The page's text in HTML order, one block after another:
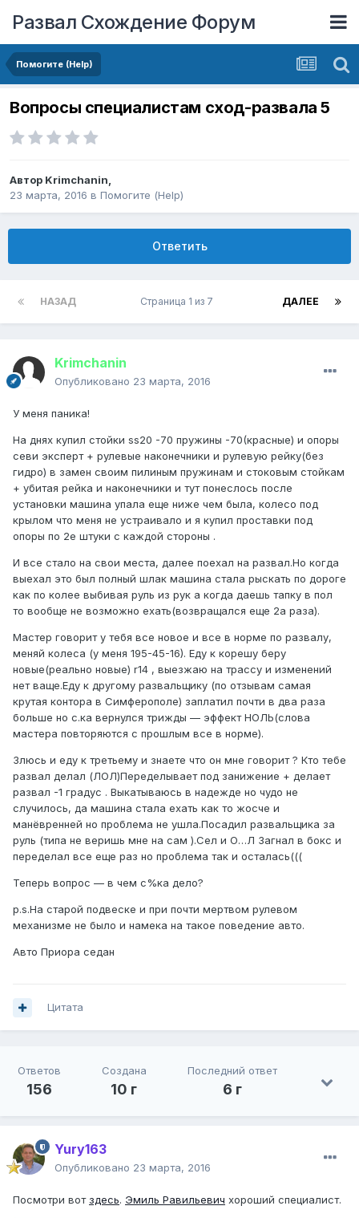
Развал Схождение Форум
Помогите (Help)
Вопросы специалистам сход-развала 5
Автор Krimchanin,
23 марта, 2016 в Помогите (Help)
Ответить
НАЗАД ДАЛЕЕ
Страница 1 из 7
Krimchanin
Опубликовано 23 марта, 2016
У меня паника!
На днях купил стойки ss20 -70 пружины -70(красные) и опоры
севи эксперт + рулевые наконечники и рулевую рейку(без
гидро) в замен своим пилиным пружинам и стоковым стойкам
+ убитая рейка и наконечники и тут понеслось после
установки машина упала еще ниже чем была, колесо под
крылом что меня не устраивало и я купил проставки под
опоры по 2е штуки с каждой стороны .
И все стало на свои места, далее поехал на развал.Но когда
выехал это был полный шлак машина стала рыскать по дороге
как по колее выбивая руль из рук а когда даешь тапку в пол
то вообще не возможно ехать(возвращался еще 2а раза).
Мастер говорит у тебя все новое и все в норме по развалу,
меняй колеса (у меня 195-45-16). Еду к корешу беру
новые(реально новые) r14 , выезжаю на трассу и изменений
нет ваще.Еду к другому развальщику (по отзывам самая
крутая контора в Симферополе) заплатил почти в два раза
больше но с.ка вернулся трижды — эффект НОЛЬ(слова
мастера повторяются с прошлым все в норме).
Злюсь и еду к третьему и знаете что он мне говорит ? Кто тебе
развал делал (ЛОЛ)Переделывает под занижение + делает
развал -1 градус . Выкатываюсь в надежде но чудо не
случилось, да машина стала ехать как то жосче и
манёвренней но проблема не ушла.Посадил развальщика за
руль (типа не веришь мне на сам ).Сел и О…Л Загнал в бокс и
переделал все еще раз но проблема так и осталась(((
Теперь вопрос — в чем с%ка дело?
p.s.На старой подвеске и при почти мертвом рулевом
механизме не было и намека на такое поведение авто.
Авто Приора седан
Цитата
Ответов
156
Создана
10 г
Последний ответ
6 г
Yury163
Опубликовано 23 марта, 2016
Посмотри вот здесь. Эмиль Равильевич хороший специалист.